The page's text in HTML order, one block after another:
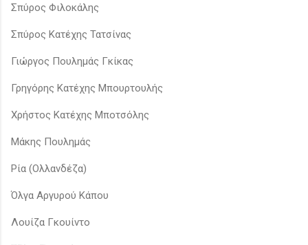
Σπύρος Φιλοκάλης
Σπύρος Κατέχης Τατσίνας
Γιώργος Πουλημάς Γκίκας
Γρηγόρης Κατέχης Μπουρτουλής
Χρήστος Κατέχης Μποτσόλης
Μάκης Πουλημάς
Ρία (Ολλανδέζα)
Όλγα Αργυρού Κάπου
Λουίζα Γκουίντο